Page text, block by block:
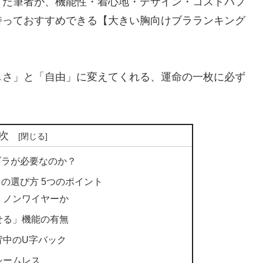
ておすすめできる【大きい胸向けブラランキング
」と「自由」に変えてくれる、運命の一枚に必ず
が必要なのか？
選び方 5つのポイント
ンワイヤーか
」機能の有無
のU字バック
ムレス